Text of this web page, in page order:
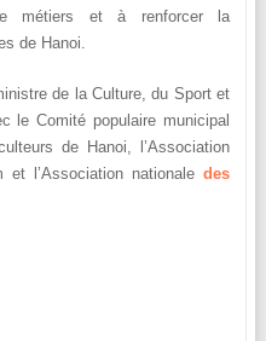
métiers et à renforcer la
de Hanoi.
de la Culture, du Sport et
le Comité populaire municipal
de Hanoi, l’Association
et l’Association nationaledes